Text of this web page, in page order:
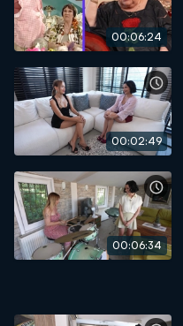
00:06:24
00:02:49
00:06:34